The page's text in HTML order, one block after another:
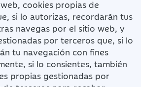
cookies propias de
si lo autorizas, recordarán tus
navegas por el sitio web, y
por terceros que, si lo
tu navegación con fines
si lo consientes, también
propias gestionadas por